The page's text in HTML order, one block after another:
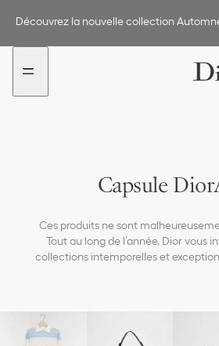
Découvrez la nouvelle collection
Capsule
Ces produits ne sont
Tout au long de l’année, Dior vous
collections intemporelles et